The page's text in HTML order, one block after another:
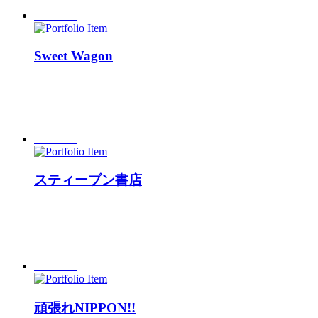
Sweet Wagon
スティーブン書店
頑張れNIPPON!!